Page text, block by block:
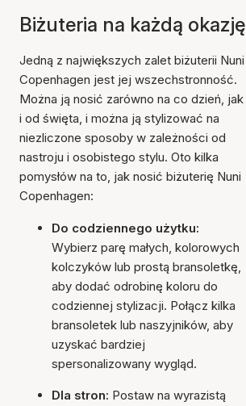
Biżuteria na każdą okazję
Jedną z największych zalet biżuterii Nuni
Copenhagen jest jej wszechstronność.
Można ją nosić zarówno na co dzień, jak
i od święta, i można ją stylizować na
niezliczone sposoby w zależności od
nastroju i osobistego stylu. Oto kilka
pomysłów na to, jak nosić biżuterię Nuni
Copenhagen:
Do codziennego użytku:
Wybierz parę małych, kolorowych
kolczyków lub prostą bransoletkę,
aby dodać odrobinę koloru do
codziennej stylizacji. Połącz kilka
bransoletek lub naszyjników, aby
uzyskać bardziej
spersonalizowany wygląd.
Dla stron: Postaw na wyrazistą